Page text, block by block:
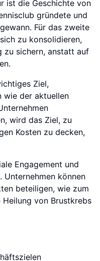
ist die Geschichte von
gründete und
Für das zweite
zu konsolidieren,
zu sichern, anstatt auf
Ziel,
wie der aktuellen
wird das Ziel, zu
Kosten zu decken,
Engagement und
können
beteiligen, wie zum
von Brustkrebs